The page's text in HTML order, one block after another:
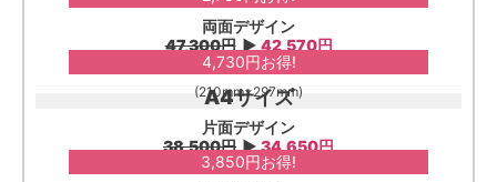
両面デザイン
47,300円 ▶︎ 42,570円
4,730円お得!
A4サイズ
(210mm×297mm)
片面デザイン
38,500円 ▶︎34,650円
3,850円お得!